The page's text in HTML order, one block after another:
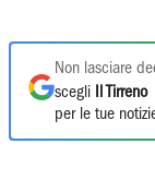
Non lasciare
scegli
Il Tirreno
per le tue